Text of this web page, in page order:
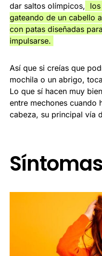
dar saltos olímpicos,
gateando de un cabello
con patas diseñadas
impulsarse.
Así que si creías que
mochila o un abrigo,
Lo que sí hacen muy
entre mechones cuando
cabeza, su principal vía